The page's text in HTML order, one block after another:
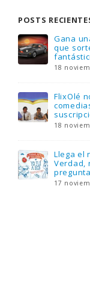
POSTS
Gana
que
18
FlixOlé
18
Llega el
Verdad,
17